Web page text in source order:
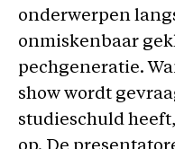
onderwerpen
onmiskenbaar
pechgeneratie.
show wordt
studieschuld